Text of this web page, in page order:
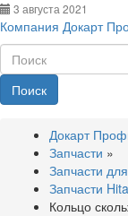
3 августа 2021
Компания Докарт
Поиск
Докарт
Запчасти »
Запчасти
Запчасти
Кольцо